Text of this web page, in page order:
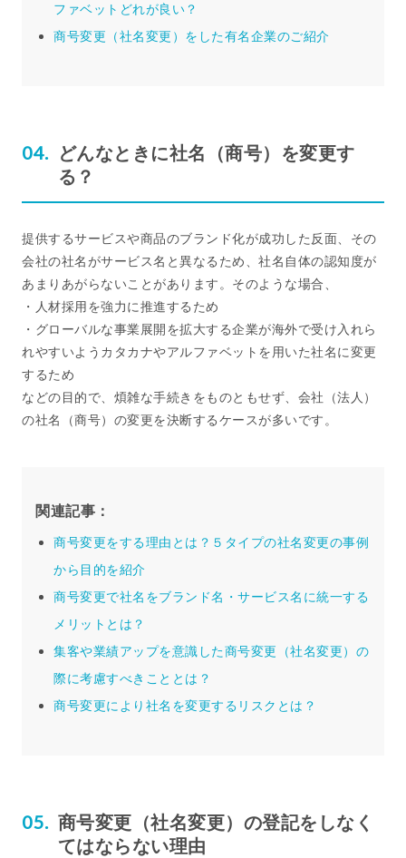
ファベットどれが良い？
商号変更（社名変更）をした有名企業のご紹介
どんなときに社名（商号）を変更す
る？
提供するサービスや商品のブランド化が成功した反面、その
会社の社名がサービス名と異なるため、社名自体の認知度が
あまりあがらないことがあります。そのような場合、
・人材採用を強力に推進するため
・グローバルな事業展開を拡大する企業が海外で受け入れら
れやすいようカタカナやアルファベットを用いた社名に変更
するため
などの目的で、煩雑な手続きをものともせず、会社（法人）
の社名（商号）の変更を決断するケースが多いです。
関連記事：
商号変更をする理由とは？５タイプの社名変更の事例
から目的を紹介
商号変更で社名をブランド名・サービス名に統一する
メリットとは？
集客や業績アップを意識した商号変更（社名変更）の
際に考慮すべきこととは？
商号変更により社名を変更するリスクとは？
商号変更（社名変更）の登記をしなく
てはならない理由